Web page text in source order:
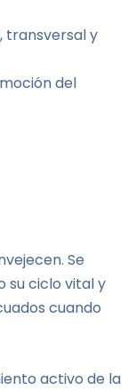
transversal y
del
Se
su ciclo vital y
cuando
activo de la